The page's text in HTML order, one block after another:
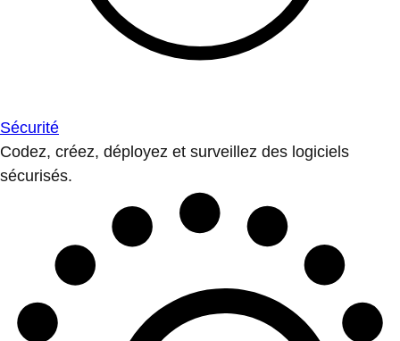
Sécurité
Codez, créez, déployez et surveillez des logiciels
sécurisés.